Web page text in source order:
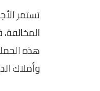
تستمر
وأملاك